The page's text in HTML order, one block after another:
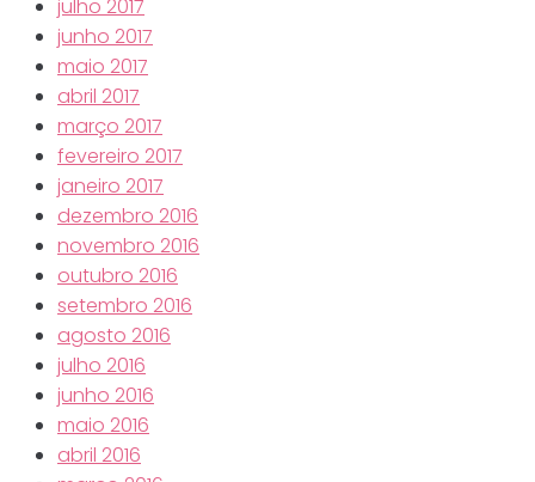
julho 2017
junho 2017
maio 2017
abril 2017
março 2017
fevereiro 2017
janeiro 2017
dezembro 2016
novembro 2016
outubro 2016
setembro 2016
agosto 2016
julho 2016
junho 2016
maio 2016
abril 2016